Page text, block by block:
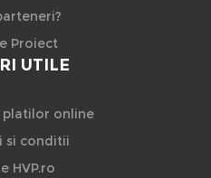
Proiect
UTILE
platilor online
si conditii
HVP.ro